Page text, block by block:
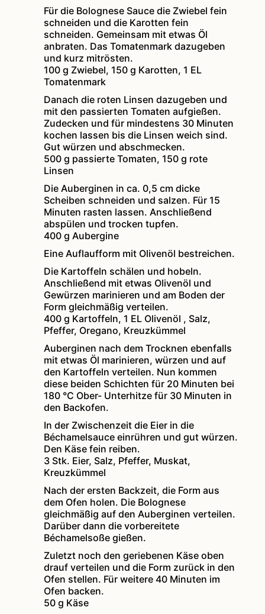
Für die Bolognese Sauce die Zwiebel fein
schneiden und die Karotten fein
schneiden. Gemeinsam mit etwas Öl
anbraten. Das Tomatenmark dazugeben
und kurz mitrösten.
100 g Zwiebel, 150 g Karotten, 1 EL
Tomatenmark
Danach die roten Linsen dazugeben und
mit den passierten Tomaten aufgießen.
Zudecken und für mindestens 30 Minuten
kochen lassen bis die Linsen weich sind.
Gut würzen und abschmecken.
500 g passierte Tomaten, 150 g rote
Linsen
Die Auberginen in ca. 0,5 cm dicke
Scheiben schneiden und salzen. Für 15
Minuten rasten lassen. Anschließend
abspülen und trocken tupfen.
400 g Aubergine
Eine Auflaufform mit Olivenöl bestreichen.
Die Kartoffeln schälen und hobeln.
Anschließend mit etwas Olivenöl und
Gewürzen marinieren und am Boden der
Form gleichmäßig verteilen.
400 g Kartoffeln, 1 EL Olivenöl , Salz,
Pfeffer, Oregano, Kreuzkümmel
Auberginen nach dem Trocknen ebenfalls
mit etwas Öl marinieren, würzen und auf
den Kartoffeln verteilen. Nun kommen
diese beiden Schichten für 20 Minuten bei
180 °C Ober- Unterhitze für 30 Minuten in
den Backofen.
In der Zwischenzeit die Eier in die
Béchamelsauce einrühren und gut würzen.
Den Käse fein reiben.
3 Stk. Eier, Salz, Pfeffer, Muskat,
Kreuzkümmel
Nach der ersten Backzeit, die Form aus
dem Ofen holen. Die Bolognese
gleichmäßig auf den Auberginen verteilen.
Darüber dann die vorbereitete
Béchamelsoße gießen.
Zuletzt noch den geriebenen Käse oben
drauf verteilen und die Form zurück in den
Ofen stellen. Für weitere 40 Minuten im
Ofen backen.
50 g Käse